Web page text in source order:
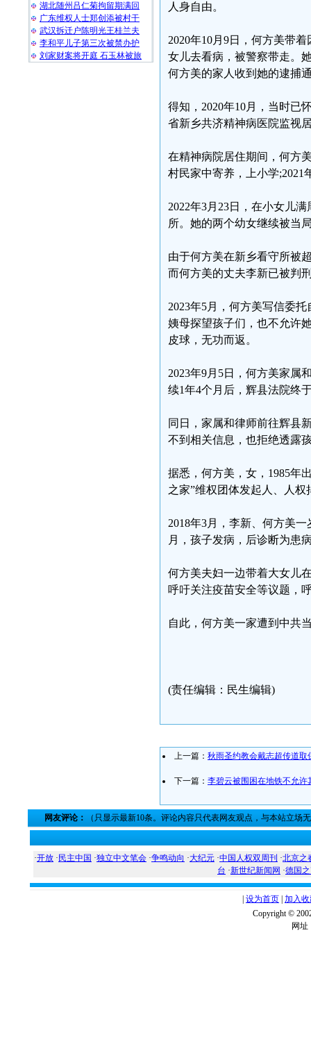
湖北随州吕仁菊拘留期满回
广东维权人士郑创添被村干
武汉拆迁户陈明光王桂兰夫
李和平儿子第三次被禁办护
刘家财案将开庭 石玉林被旅
人身自由。
2020年10月9日，何方美带
女儿去看病，被警察带走。
何方美的家人收到她的逮捕
得知，2020年10月，当时已
省新乡共济精神病医院监视
在精神病院居住期间，何方
村民家中寄养，上小学;2021
2022年3月23日，在小女儿
所。她的两个幼女继续被当
由于何方美在新乡看守所被
而何方美的丈夫李新已被判
2023年5月，何方美写信委
姨母探望孩子们，也不允许
皮球，无功而返。
2023年9月5日，何方美家属
续1年4个月后，辉县法院终
同日，家属和律师前往辉县
不到相关信息，也拒绝透露
据悉，何方美，女，1985年
之家”维权团体发起人、人权
2018年3月，李新、何方美
月，孩子发病，后诊断为患
何方美夫妇一边带着大女儿
呼吁关注疫苗安全等议题，
自此，何方美一家遭到中共
(责任编辑：民生编辑)
上一篇： 秋雨圣约教会戴志超传道取
下一篇： 李碧云被围困在地铁不允许
网友评论： （只显示最新10条。评论内容只代表网友观点，与本站立场
·开放 · 民主中国 ·独立中文笔会 ·争鸣动向 ·大纪元 ·中国人权双周刊 ·北京之
台 ·新世纪新闻网 ·德国
设为首页 加入
Copyright ©
网址